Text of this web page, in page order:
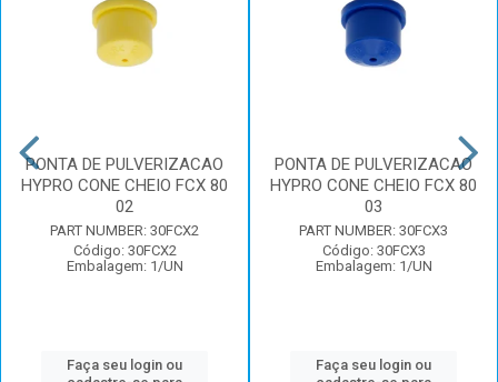
PONTA DE PULVERIZACAO
HYPRO CONE CHEIO FCX 80
02
PART NUMBER: 30FCX2
Código: 30FCX2
Embalagem: 1/UN
Faça seu login ou
PONTA DE PULVERIZACAO
HYPRO CONE CHEIO FCX 80
03
PART NUMBER: 30FCX3
Código: 30FCX3
Embalagem: 1/UN
Faça seu login ou